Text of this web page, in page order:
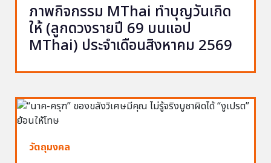
ภาพกิจกรรม MThai ทำบุญวันเกิด
ให้ (ลูกดวงรายปี 69 บนแอป
MThai) ประจำเดือนสิงหาคม 2569
วัตถุมงคล